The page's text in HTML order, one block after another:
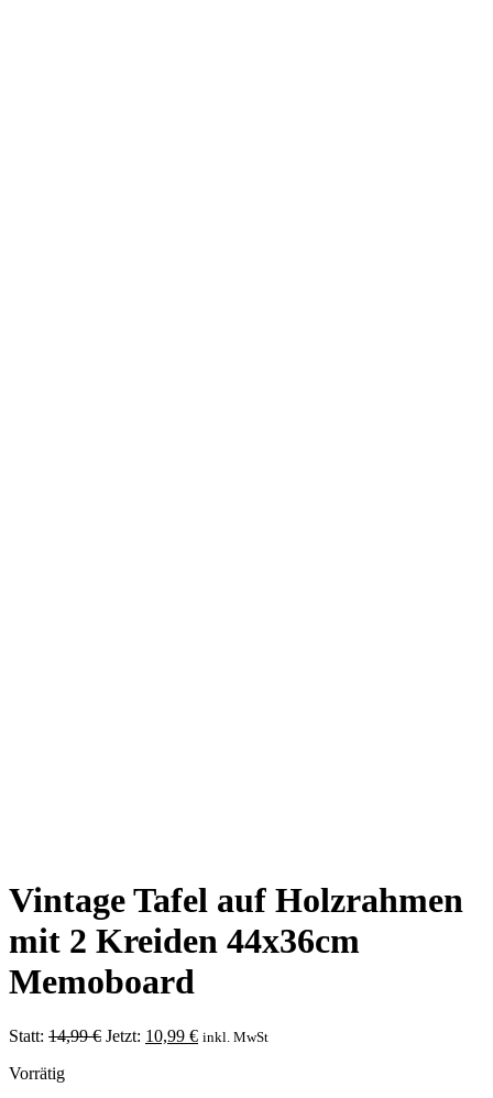
Vintage Tafel auf Holzrahmen
mit 2 Kreiden 44x36cm
Memoboard
Statt: 14,99€ Ursprünglicher
Jetzt: 10,99 €Aktueller
inkl. MwSt
Vorrätig